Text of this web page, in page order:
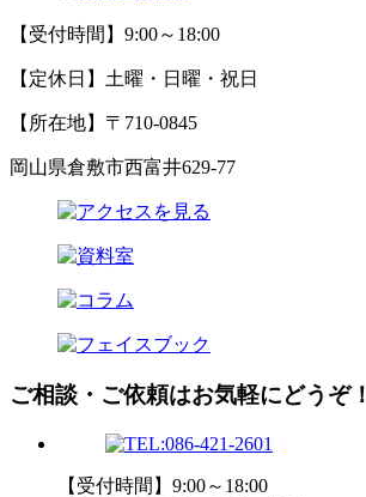
【受付時間】9:00～18:00
【定休日】土曜・日曜・祝日
【所在地】〒710-0845
岡山県倉敷市西富井629-77
ご相談・ご依頼はお気軽にどうぞ！
【受付時間】9:00～18:00